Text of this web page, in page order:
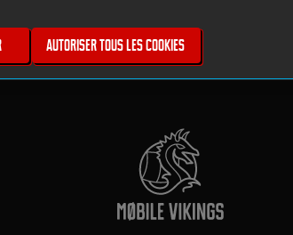
Autoriser tous les cookies